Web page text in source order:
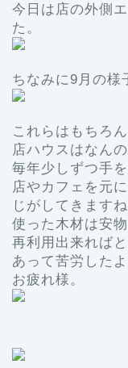
今日は店の外側
た。
ちなみに9月の様
これらはもちろ
店ハウスはなん
毎年少しずつ手
店やカフェを元
じがしてきますね
使った木材は安
再利用出来れば
あって苦労したよ
お疲れ様。